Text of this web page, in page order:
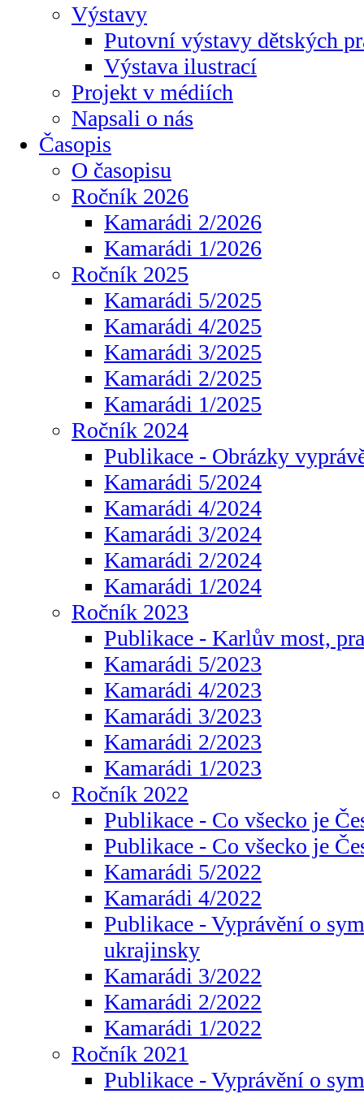
Výstavy
Putovní výstavy dětských
Výstava ilustrací
Projekt v médiích
Napsali o nás
Časopis
O časopisu
Ročník 2026
Kamarádi 2/2026
Kamarádi 1/2026
Ročník 2025
Kamarádi 5/2025
Kamarádi 4/2025
Kamarádi 3/2025
Kamarádi 2/2025
Kamarádi 1/2025
Ročník 2024
Publikace - Obrázky
Kamarádi 5/2024
Kamarádi 4/2024
Kamarádi 3/2024
Kamarádi 2/2024
Kamarádi 1/2024
Ročník 2023
Publikace - Karlův most,
Kamarádi 5/2023
Kamarádi 4/2023
Kamarádi 3/2023
Kamarádi 2/2023
Kamarádi 1/2023
Ročník 2022
Publikace - Co všecko je
Publikace - Co všecko je
Kamarádi 5/2022
Kamarádi 4/2022
Publikace - Vyprávění o
ukrajinsky
Kamarádi 3/2022
Kamarádi 2/2022
Kamarádi 1/2022
Ročník 2021
Publikace - Vyprávění o